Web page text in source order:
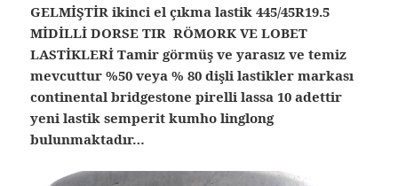
GELMİŞTİR ikinci el çıkma lastik 445/45R19.5
MİDİLLİ DORSE TIR RÖMORK VE LOBET
LASTİKLERİ Tamir görmüş ve yarasız ve temiz
mevcuttur %50 veya % 80 dişli lastikler markası
continental bridgestone pirelli lassa 10 adettir
yeni lastik semperit kumho linglong
bulunmaktadır…